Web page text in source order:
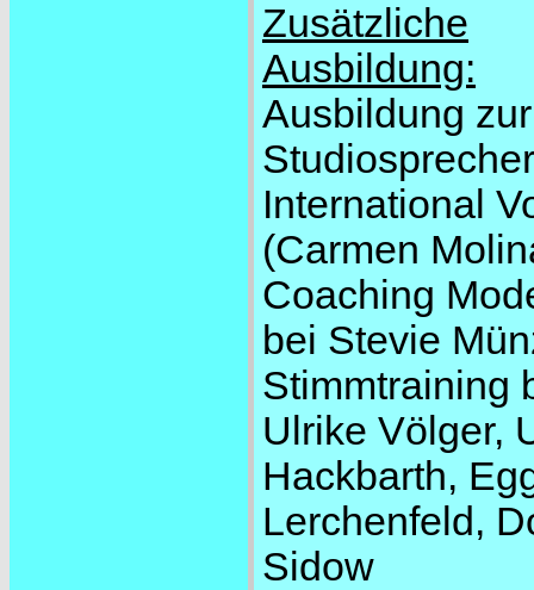
Zusätzliche
Ausbildung:
Ausbildung zur
International
(Carmen
Coaching
bei Stevie
Stimmtraining
Ulrike Völger,
Hackbarth,
Lerchenfeld,
Sidow